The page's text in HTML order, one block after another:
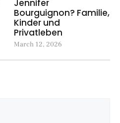
Jennifer
Bourguignon? Familie,
Kinder und
Privatleben
March 12, 2026